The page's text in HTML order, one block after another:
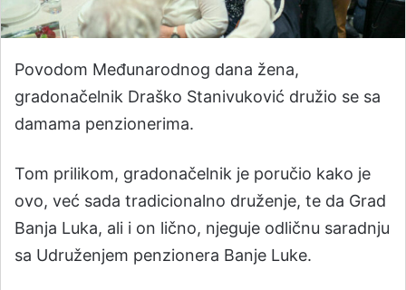
Povodom Međunarodnog dana žena,
gradonačelnik Draško Stanivuković družio se sa
damama penzionerima.
Tom prilikom, gradonačelnik je poručio kako je
ovo, već sada tradicionalno druženje, te da Grad
Banja Luka, ali i on lično, njeguje odličnu saradnju
sa Udruženjem penzionera Banje Luke.